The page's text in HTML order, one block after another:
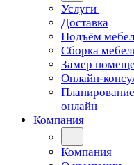
Услуги
Доставка
Подъём
Сборка
Замер
Онлайн-
онлайн
Компания
Компания